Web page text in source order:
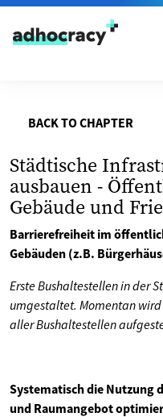
Skip to content
BACK TO CHAPTER
Städtische
ausbauen -
Gebäude und
Barrierefreiheit im
Gebäuden (z.B.
Erste Bushaltestellen in der
umgestaltet. Momentan
aller Bushaltestellen
Systematisch die Nutzung
und Raumangebot